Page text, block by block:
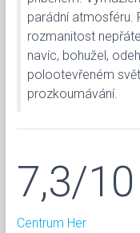
parádní atmosféru.
rozmanitost
navíc, bohužel,
polootevřeném
prozkoumávání.
7,3/10
Centrum Her